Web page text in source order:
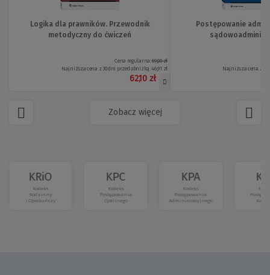
Logika dla prawników. Przewodnik
metodyczny do ćwiczeń
Cena regularna:69,00 zł
Najniższa cena z 30 dni przed obniżką:46,91 zł
62,10 zł
Postępowanie
Najniższa cena z
Zobacz więcej
KRiO
Kodeks
Rodzinny
i Opiekuńczy
KPC
Kodeks
Postępowania
Cywilnego
KPA
Kodeks
Postępowania
Administracyjnego